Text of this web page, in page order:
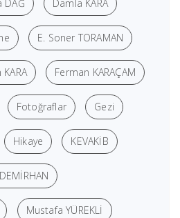
DAĞ Damla KARA
E. Soner TORAMAN
Ferman KARAÇAM
Fotoğraflar Gezi
Hikaye KEVAKİB
Mustafa YÜREKLİ